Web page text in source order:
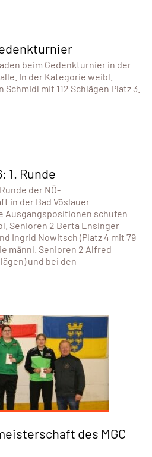
beim Gedenkturnier in der
In der Kategorie weibl.
mit 112 Schlägen Platz 3.
1. Runde
der NÖ-
in der Bad Vöslauer
Ausgangspositionen schufen
Senioren 2 Berta Ensinger
Ingrid Nowitsch (Platz 4 mit 79
männl. Senioren 2 Alfred
und bei den
des MGC